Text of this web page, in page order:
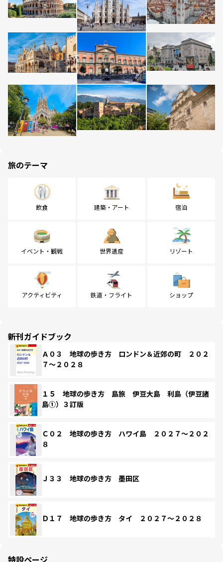
旅のテーマ
飲食 建築・アート 宿泊
イベント・観戦 世界遺産 リゾート
アクティビティ 鉄道・フライト ショップ
新刊ガイドブック
Ａ０３ 地球の歩き方 ロンドン＆近郊の町 ２０２
７～２０２８
１５ 地球の歩き方 島旅 伊豆大島 利島（伊豆諸
島①）３訂版
Ｃ０２ 地球の歩き方 ハワイ島 ２０２７～２０２
８
Ｊ３３ 地球の歩き方 墨田区
Ｄ１７ 地球の歩き方 タイ ２０２７～２０２８
特設ページ